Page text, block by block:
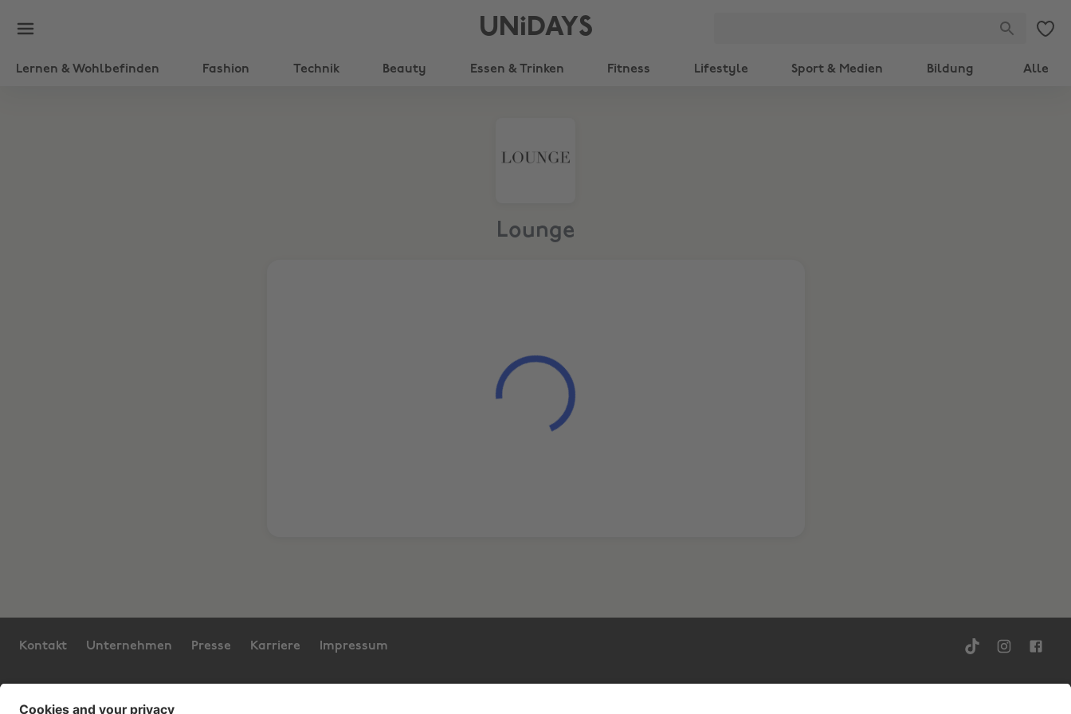
UNiDAYS
Lernen & Wohlbefinden Fashion Technik Beauty Essen & Trinken Fitness Lifestyle Sport & Medien Bildung Alle
Lounge
Kontakt Unternehmen Presse Karriere Impressum